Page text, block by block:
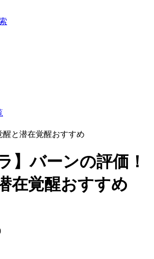
と潜在覚醒おすすめ
】バーンの評価！
在覚醒おすすめ